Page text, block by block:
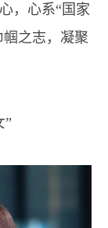
，心系“国家
帼之志，凝聚
”